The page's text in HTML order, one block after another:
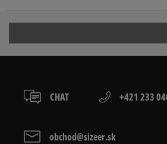
Dostupné spôsoby doručenia:
kuriér,
packeta (zásielkovňa - kamenná
osobné prevzatie v predajni.
Dostupné spôsoby platby:
kartou,
CHAT +421 233
obchod@sizeer.sk